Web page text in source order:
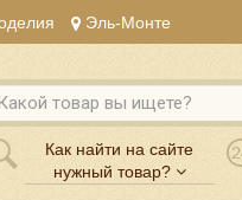
Эль-Монте
Как найти на сайте
нужный товар?